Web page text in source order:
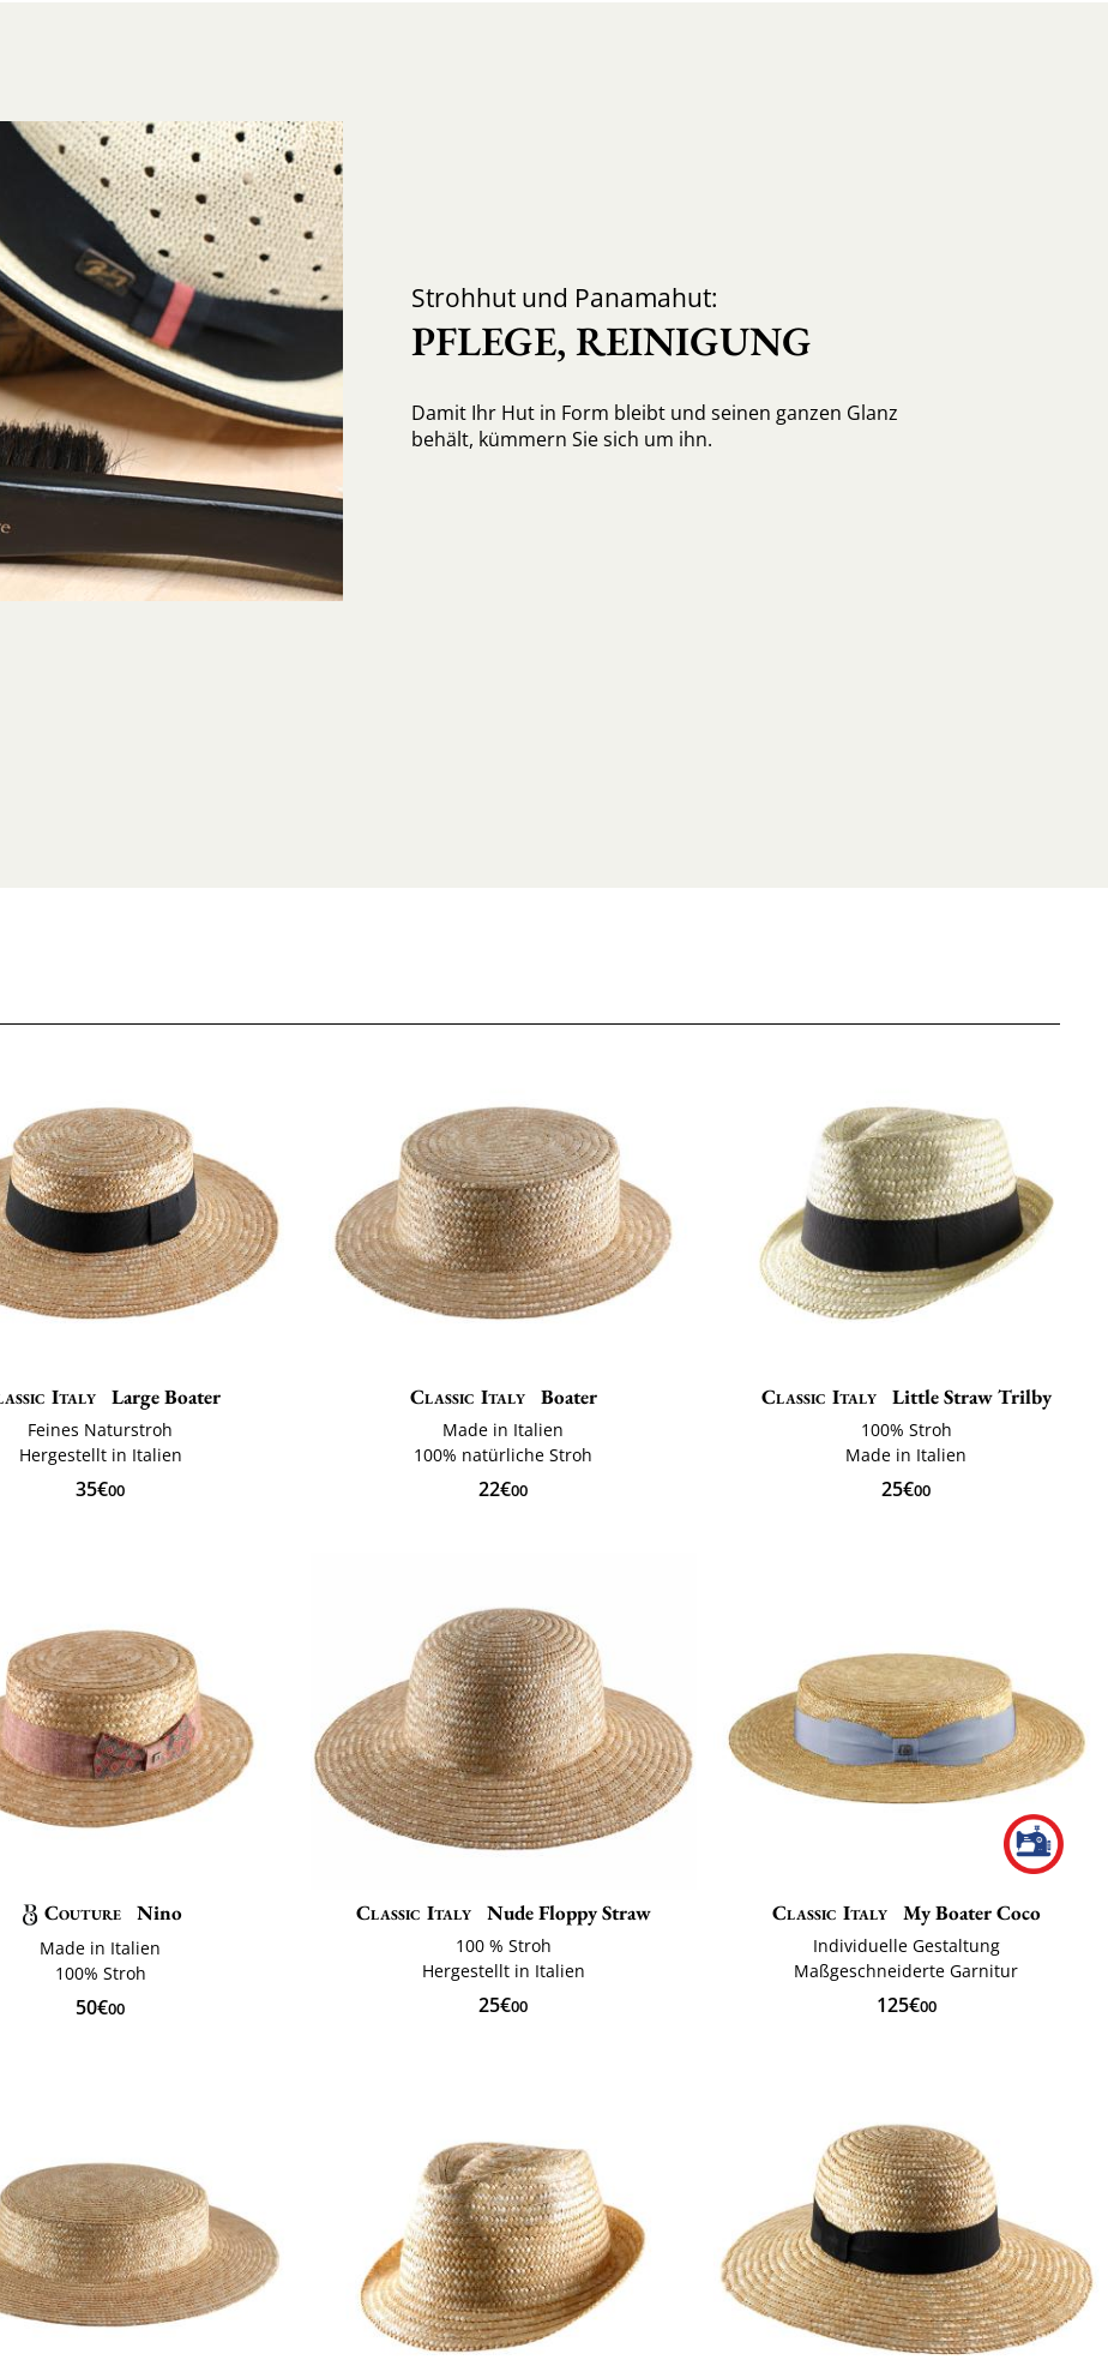
Strohhut und Panamahut:
PFLEGE, REINIGUNG
Damit Ihr Hut in Form bleibt und seinen ganzen Glanz
behält, kümmern Sie sich um ihn.
Italy Large Boater
Feines Naturstroh
Hergestellt in Italien
35€00
Classic Italy Boater
Made in Italien
100% natürliche Stroh
22€00
Classic Italy Little Straw Trilby
100% Stroh
Made in Italien
25€00
Couture Nino
Made in Italien
100% Stroh
50€00
Classic Italy Nude Floppy Straw
100 % Stroh
Hergestellt in Italien
25€00
Classic Italy My Boater Coco
Individuelle Gestaltung
Maßgeschneiderte Garnitur
125€00